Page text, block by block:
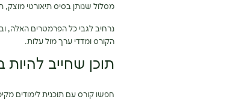
מסלול שנותן בסיס תיאורטי מוצק,
נרחיב לגבי כל הפרמטרים האלה,
הקורס ומדדי ערך מול עלות.
תוכן שחייב להיות
חפשו קורס עם תוכנית לימודים